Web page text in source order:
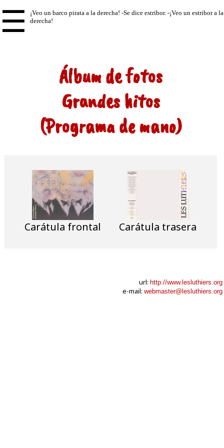
☰
Álbum de fotos
Grandes hitos
(Programa de mano)
Carátula frontal Carátula trasera
url: http://www.lesluthiers.org
e-mail: webmaster@lesluthiers.org